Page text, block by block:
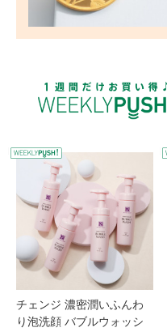
チェンジ 濃密潤いふんわ
り泡洗顔 バブルウォッシ